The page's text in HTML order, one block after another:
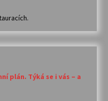
plán. Týká se i vás – a